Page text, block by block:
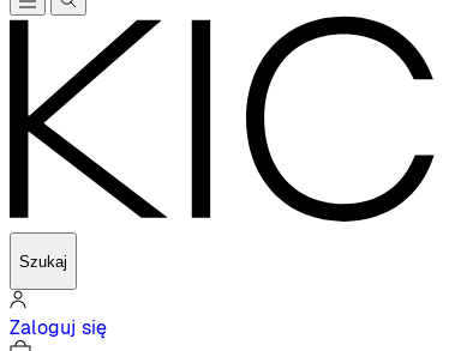
Szukaj
Zaloguj się